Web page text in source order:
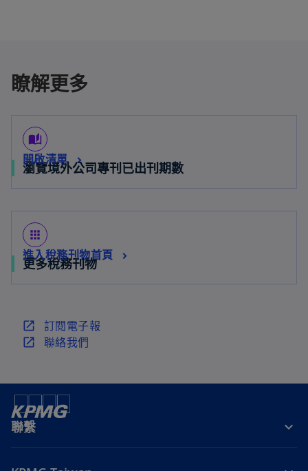
瞭解更多
auto_stories
瀏覽境外公司專刊已出刊期數
開啟清單
apps
更多稅務刊物
進入稅務刊物首頁
訂閱電子報
在
新
中
開
聯絡我們
在
籤
中
聯繫